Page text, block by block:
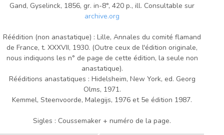
Gand, Gyselinck, 1856, gr. in-8°, 420 p., ill. Consultable sur
archive.org
Réédition (non anastatique) : Lille, Annales du comité flamand
de France, t. XXXVII, 1930. (Outre ceux de l'édition originale,
nous indiquons les n° de page de cette édition, la seule non
anastatique).
Rééditions anastatiques : Hidelsheim, New York, ed. Georg
Olms, 1971.
Kemmel, Steenvoorde, Malegijs, 1976 et 5e édition 1987.
Sigles : Coussemaker + numéro de la page.